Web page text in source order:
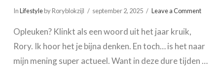
InLifestyleby Roryblokzijl september 2, 2025 Leave a Comment
Opleuken? Klinkt als een woord uit het jaar kruik,
Rory. Ik hoor het je bijna denken. En toch… is het naar
mijn mening super actueel. Want in deze dure tijden …